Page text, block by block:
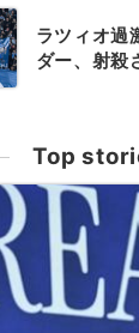
ラツィオ過
ダー、射殺
Top